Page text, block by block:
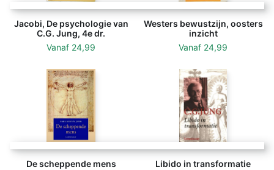
gehanteerde begrippen. De Kleine Jung-bibliotheek
vormt een goede introductie tot de ideeënwereld van
Jung. De zeven delen zijn zowel afzonderlijk als in
Jacobi, De psychologie van
C.G. Jung, 4e dr.
Vanaf 24,99
Westers bewustzijn, oosters
inzicht
Vanaf 24,99
De scheppende mens
Libido in transformatie